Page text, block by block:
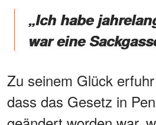
„Ich habe
war eine
Zu seinem Glück
dass das Gesetz in